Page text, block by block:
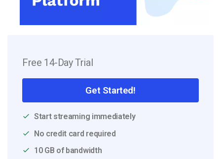
Free 14-Day Trial
Get Started!
Start streaming immediately
No credit card required
10 GB of bandwidth